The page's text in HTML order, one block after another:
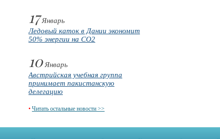
17Январь
Ледовый каток в Дании экономит
50% энергии на CO2
10Январь
Австрийская учебная группа
принимает пакистанскую
делегацию
• Читать остальные новости >>